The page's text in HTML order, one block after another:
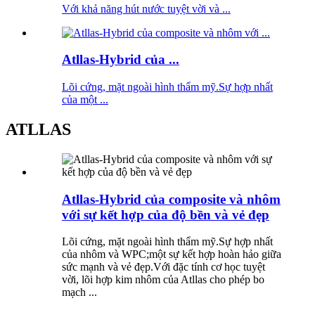
Với khả năng hút nước tuyệt vời và ...
Atllas-Hybrid của ...
Lõi cứng, mặt ngoài hình thẩm mỹ.Sự hợp nhất
của một ...
ATLLAS
Atllas-Hybrid của composite và nhôm
với sự kết hợp của độ bền và vẻ đẹp
Lõi cứng, mặt ngoài hình thẩm mỹ.Sự hợp nhất
của nhôm và WPC;một sự kết hợp hoàn hảo giữa
sức mạnh và vẻ đẹp.Với đặc tính cơ học tuyệt
vời, lõi hợp kim nhôm của Atllas cho phép bo
mạch ...